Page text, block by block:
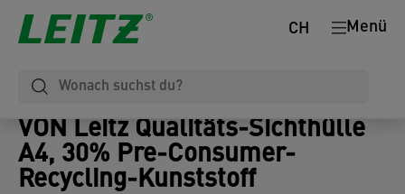
Menü
CH
VON Leitz Qualitäts-Sichthülle
A4, 30% Pre-Consumer-
Recycling-Kunststoff